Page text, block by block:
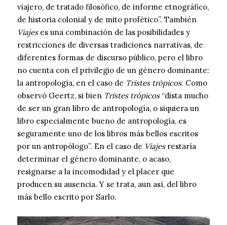
viajero, de tratado filosófico, de informe etnográfico,
de historia colonial y de mito profético”. También
Viajeses una combinación de las posibilidades y
restricciones de diversas tradiciones narrativas, de
diferentes formas de discurso público, pero el libro
no cuenta con el privilegio de un género dominante:
la antropología, en el caso de Tristes trópicos. Como
observó Geertz, si bien Tristes trópicos“dista mucho
de ser un gran libro de antropología, o siquiera un
libro especialmente bueno de antropología, es
seguramente uno de los libros más bellos escritos
por un antropólogo”. En el caso de Viajesrestaría
determinar el género dominante, o acaso,
resignarse a la incomodidad y el placer que
producen su ausencia. Y se trata, aun así, del libro
más bello escrito por Sarlo.